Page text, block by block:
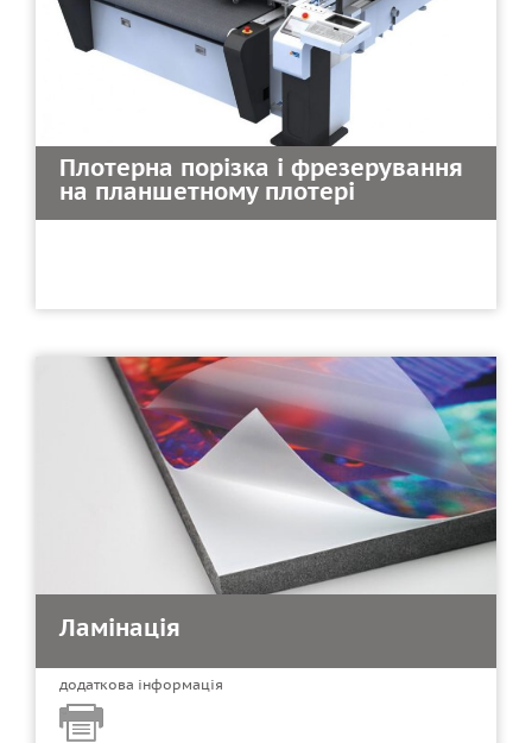
Плотерна порізка і фрезерування
на планшетному плотері
Ламінація
додаткова інформація